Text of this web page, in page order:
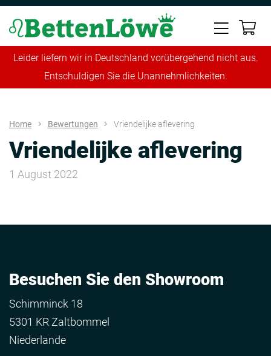
Leider liefern wir in Deutschland vorübergehend nicht aus.
Entschuldigen Sie die Unannehmlichkeiten.
Home Bewertungen Vriendelijke aflevering
Vriendelijke aflevering
1 August 2022
Besuchen Sie den Showroom
Schimminck 18
5301 KR Zaltbommel
Niederlande